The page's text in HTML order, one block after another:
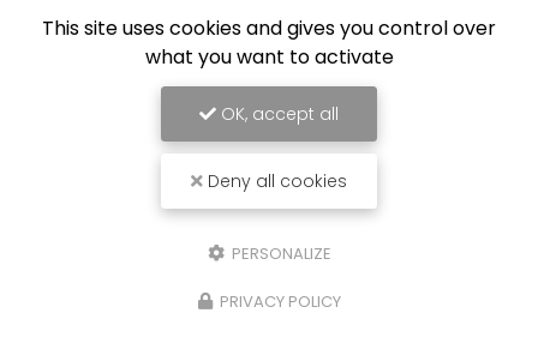
This site uses cookies and gives you control over
what you want to activate
OK, accept all
Deny all cookies
PERSONALIZE
PRIVACY POLICY